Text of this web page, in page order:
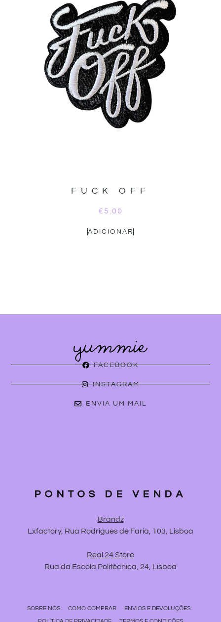
FUCK OFF
€ 5.00
ADICIONAR
FACEBOOK
INSTAGRAM
ENVIA UM MAIL
PONTOS DE VENDA
Brandz
Lxfactory, Rua Rodrigues de Faria, 103, Lisboa
Real 24 Store
Rua da Escola Politécnica, 24, Lisboa
SOBRE NÓS COMO COMPRAR
ENVIOS E DEVOLUÇÕES